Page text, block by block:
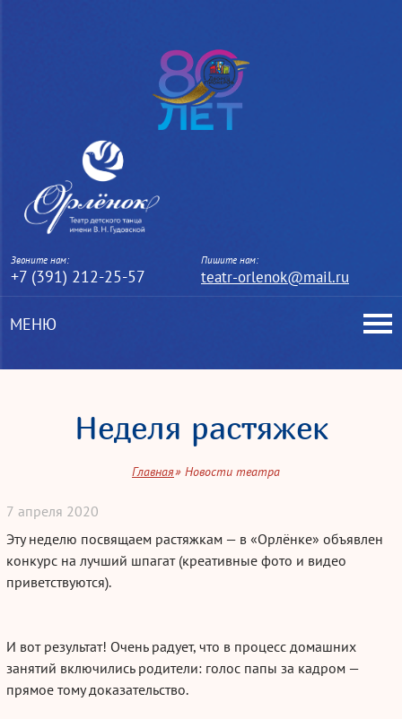
Звоните нам:
+7 (391) 212-25-57
Пишите нам:
teatr-orlenok@mail.ru
МЕНЮ
Неделя растяжек
Главная Новости театра
7 апреля 2020
Эту неделю посвящаем растяжкам — в «Орлёнке» объявлен
конкурс на лучший шпагат (креативные фото и видео
приветствуются).
И вот результат! Очень радует, что в процесс домашних
занятий включились родители: голос папы за кадром —
прямое тому доказательство.